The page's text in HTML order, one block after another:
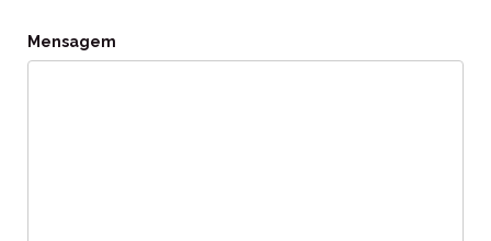
Mensagem